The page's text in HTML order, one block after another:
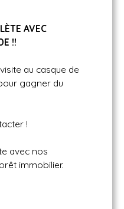
AVEC
!!
au casque de
gagner du
!
avec nos
immobilier.